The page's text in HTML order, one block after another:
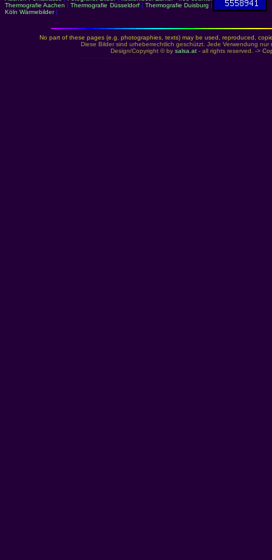
Thermografie Aachen |Thermografie Düsseldorf| Thermografie Duisburg |
Köln Wärmebilder|
No part of these pages (e.g. photographies, texts) may be used, reproduced,
Diese Bilder sind urheberrechtlich geschützt. Jede Verwendung
Design/Copyright © by salsa.at - all rights reserved. ->